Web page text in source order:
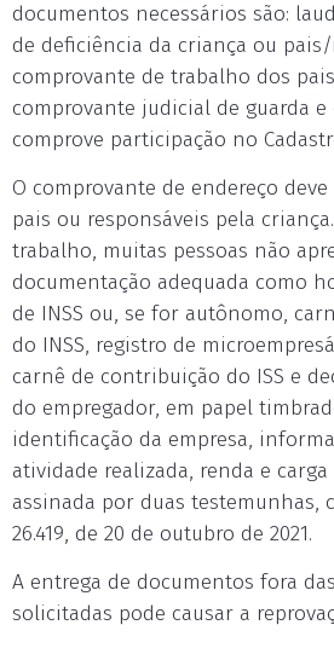
documentos necessários são:
de deficiência da criança ou pais/
comprovante de trabalho dos
comprovante judicial de guarda
comprove participação no
O comprovante de endereço
pais ou responsáveis pela
trabalho, muitas pessoas não
documentação adequada como
de INSS ou, se for autônomo,
do INSS, registro de
carnê de contribuição do ISS e
do empregador, em papel
identificação da empresa,
atividade realizada, renda e
assinada por duas testemunhas,
26.419, de 20 de outubro de 2021.
A entrega de documentos fora
solicitadas pode causar a